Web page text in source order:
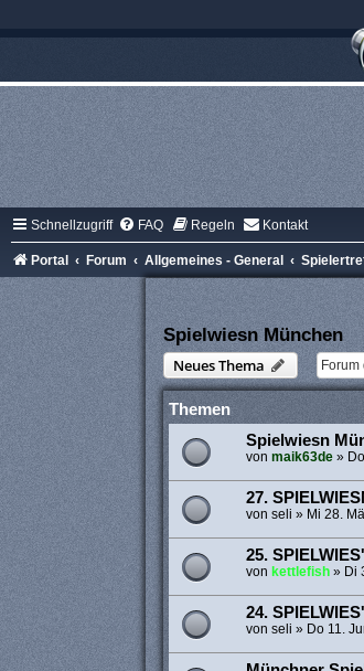
Schnellzugriff FAQ Regeln Kontakt
Portal Forum Allgemeines - General
Spielwiesn München
Neues Thema
Themen
Spielwiesn
von maik63de»
27.
von seli » Mi 28.
25.
von kettlefish» Di
24.
von seli » Do 11.